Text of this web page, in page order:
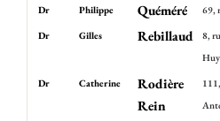
Dr Philippe Quéméré 69,
Dr Gilles Rebillaud
8,
Dr Catherine
Rodière
Rein